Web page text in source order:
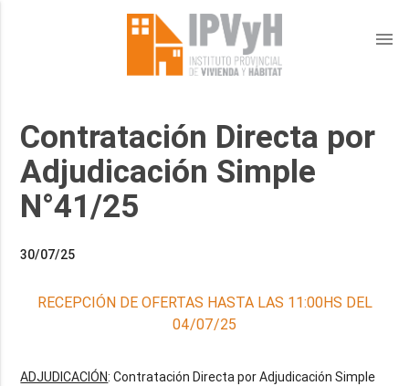
menu
Contratación Directa por
Adjudicación Simple
N°41/25
30/07/25
RECEPCIÓN DE OFERTAS HASTA LAS 11:00HS DEL
04/07/25
ADJUDICACIÓN: Contratación Directa por Adjudicación Simple